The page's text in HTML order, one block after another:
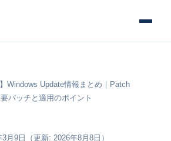
】Windows Update情報まとめ｜Patch
パッチと適用のポイント
月9日 （更新: 2026年8月8日）